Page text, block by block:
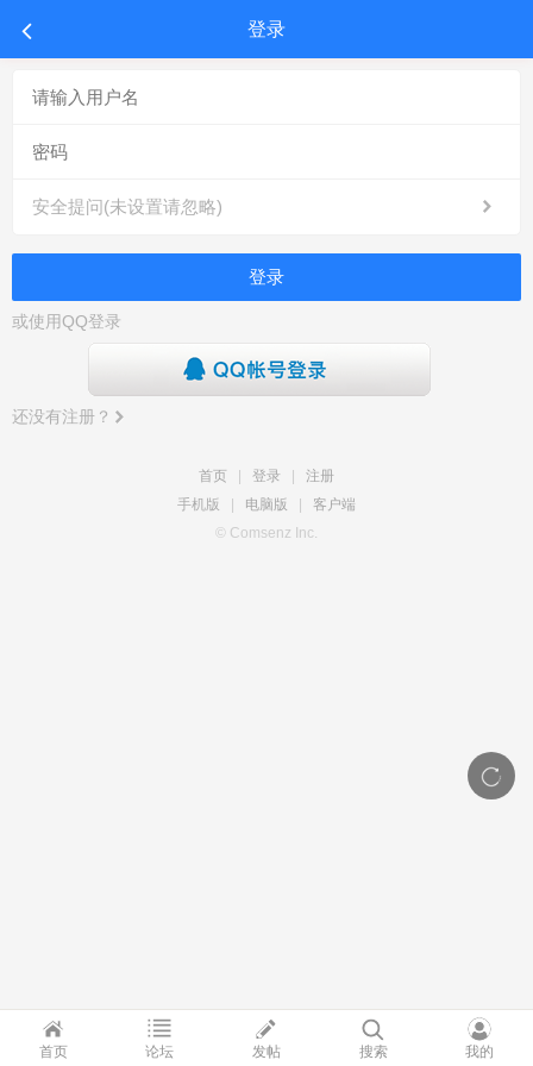
登录
安全提问(未设置请忽略)
登录
或使用QQ登录
还没有注册？
首页 登录
注册
手机版
电脑版
客户端
© Comsenz Inc.
首页 论坛 发帖 搜索 我的